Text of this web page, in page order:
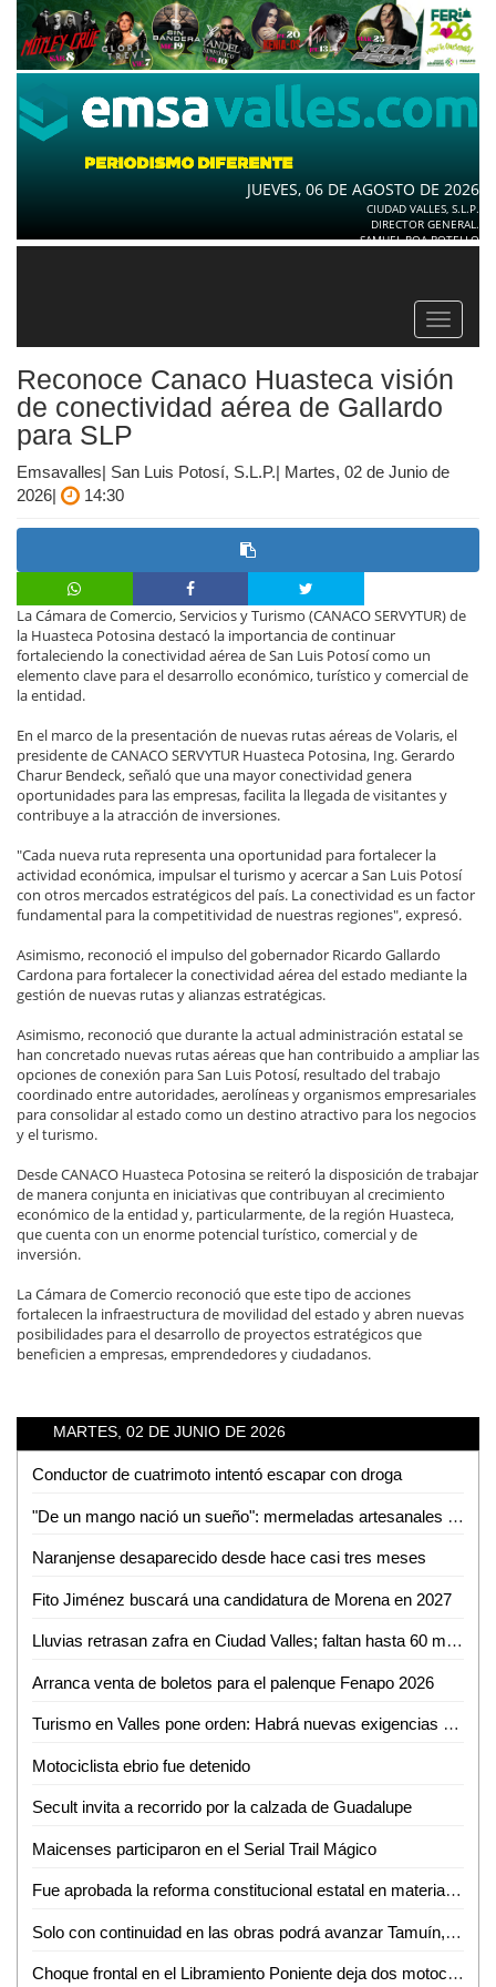
JUEVES, 06 DE AGOSTO DE 2026
CIUDAD VALLES, S.L.P.
DIRECTOR GENERAL.
SAMUEL ROA BOTELLO
Toggle
Reconoce Canaco Huasteca visión
de conectividad aérea de Gallardo
para SLP
Emsavalles| San Luis Potosí, S.L.P.| Martes, 02 de Junio de
2026|
14:30
La Cámara de Comercio, Servicios y Turismo (CANACO SERVYTUR) de
la Huasteca Potosina destacó la importancia de continuar
fortaleciendo la conectividad aérea de San Luis Potosí como un
elemento clave para el desarrollo económico, turístico y comercial de
la entidad.
En el marco de la presentación de nuevas rutas aéreas de Volaris, el
presidente de CANACO SERVYTUR Huasteca Potosina, Ing. Gerardo
Charur Bendeck, señaló que una mayor conectividad genera
oportunidades para las empresas, facilita la llegada de visitantes y
contribuye a la atracción de inversiones.
"Cada nueva ruta representa una oportunidad para fortalecer la
actividad económica, impulsar el turismo y acercar a San Luis Potosí
con otros mercados estratégicos del país. La conectividad es un factor
fundamental para la competitividad de nuestras regiones", expresó.
Asimismo, reconoció el impulso del gobernador Ricardo Gallardo
Cardona para fortalecer la conectividad aérea del estado mediante la
gestión de nuevas rutas y alianzas estratégicas.
Asimismo, reconoció que durante la actual administración estatal se
han concretado nuevas rutas aéreas que han contribuido a ampliar las
opciones de conexión para San Luis Potosí, resultado del trabajo
coordinado entre autoridades, aerolíneas y organismos empresariales
para consolidar al estado como un destino atractivo para los negocios
y el turismo.
Desde CANACO Huasteca Potosina se reiteró la disposición de trabajar
de manera conjunta en iniciativas que contribuyan al crecimiento
económico de la entidad y, particularmente, de la región Huasteca,
que cuenta con un enorme potencial turístico, comercial y de
inversión.
La Cámara de Comercio reconoció que este tipo de acciones
fortalecen la infraestructura de movilidad del estado y abren nuevas
posibilidades para el desarrollo de proyectos estratégicos que
beneficien a empresas, emprendedores y ciudadanos.
MARTES, 02 DE JUNIO DE 2026
Conductor de cuatrimoto intentó escapar con droga
"De un mango nació un sueño": mermeladas artesanales de Cerritos ya llegan hasta EUA
Naranjense desaparecido desde hace casi tres meses
Fito Jiménez buscará una candidatura de Morena en 2027
Lluvias retrasan zafra en Ciudad Valles; faltan hasta 60 mil toneladas por cosechar
Arranca venta de boletos para el palenque Fenapo 2026
Turismo en Valles pone orden: Habrá nuevas exigencias para Airbnb, guías y parajes
Motociclista ebrio fue detenido
Secult invita a recorrido por la calzada de Guadalupe
Maicenses participaron en el Serial Trail Mágico
Fue aprobada la reforma constitucional estatal en materia electoral
Solo con continuidad en las obras podrá avanzar Tamuín, afirma exalcalde
Choque frontal en el Libramiento Poniente deja dos motociclistas inconscientes